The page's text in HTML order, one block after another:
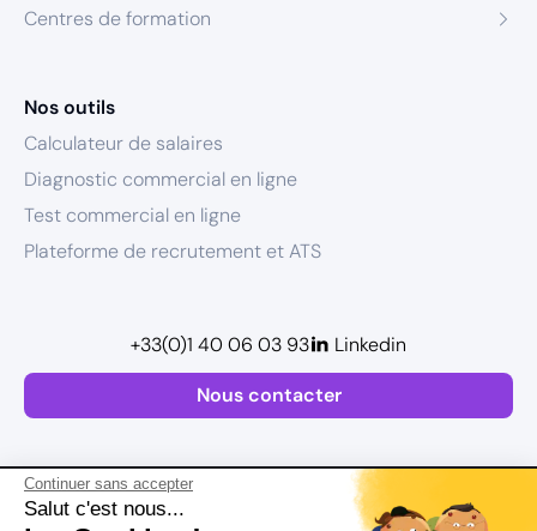
Continuer sans accepter
Salut c'est nous...
Centres de formation
Nos outils
Calculateur de salaires
Diagnostic commercial en ligne
Test commercial en ligne
Plateforme de recrutement et ATS
Nous contacter
+33(0)1 40 06 03 93 Linkedin